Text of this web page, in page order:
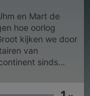
en Mart de
hoe oorlog
kijken we door
van
sinds